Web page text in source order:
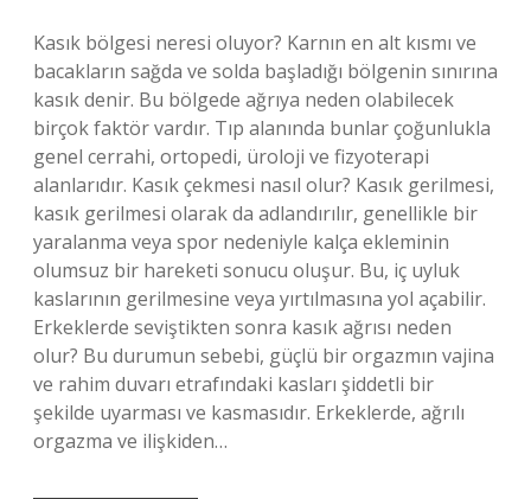
Kasık bölgesi neresi oluyor? Karnın en alt kısmı ve
bacakların sağda ve solda başladığı bölgenin sınırına
kasık denir. Bu bölgede ağrıya neden olabilecek
birçok faktör vardır. Tıp alanında bunlar çoğunlukla
genel cerrahi, ortopedi, üroloji ve fizyoterapi
alanlarıdır. Kasık çekmesi nasıl olur? Kasık gerilmesi,
kasık gerilmesi olarak da adlandırılır, genellikle bir
yaralanma veya spor nedeniyle kalça ekleminin
olumsuz bir hareketi sonucu oluşur. Bu, iç uyluk
kaslarının gerilmesine veya yırtılmasına yol açabilir.
Erkeklerde seviştikten sonra kasık ağrısı neden
olur? Bu durumun sebebi, güçlü bir orgazmın vajina
ve rahim duvarı etrafındaki kasları şiddetli bir
şekilde uyarması ve kasmasıdır. Erkeklerde, ağrılı
orgazma ve ilişkiden…